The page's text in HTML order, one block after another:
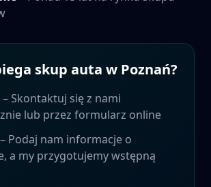
skup auta w Poznań?
– Skontaktuj się z nami
lub przez formularz online
– Podaj nam informacje o
a my przygotujemy wstępną